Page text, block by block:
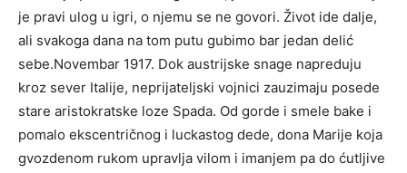
je pravi ulog u igri, o njemu se ne govori. Život ide dalje,
ali svakoga dana na tom putu gubimo bar jedan delić
sebe.Novembar 1917. Dok austrijske snage napreduju
kroz sever Italije, neprijateljski vojnici zauzimaju posede
stare aristokratske loze Spada. Od gorde i smele bake i
pomalo ekscentričnog i luckastog dede, dona Marije koja
gvozdenom rukom upravlja vilom i imanjem pa do ćutljive